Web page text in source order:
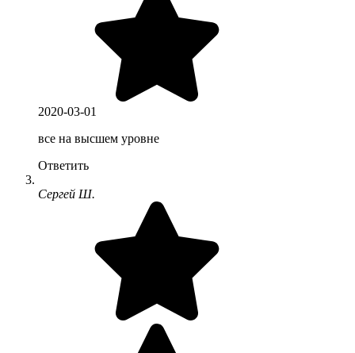
2020-03-01
все на высшем уровне
Ответить
Сергей Ш.